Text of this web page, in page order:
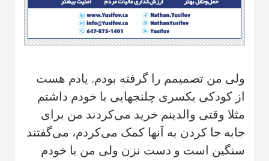
‌ولی من تصمیمم را گرفته بودم. یادم هست
از کودکی یکسری چلنجهایی با خودم داشتم
مثلا وقتی والدینم خرید می‌کردند من برای
جابه جا کردن به آنها کمک می‌کردم، می‌گفتند
سنگین است و دست نزن ولی من با خودم